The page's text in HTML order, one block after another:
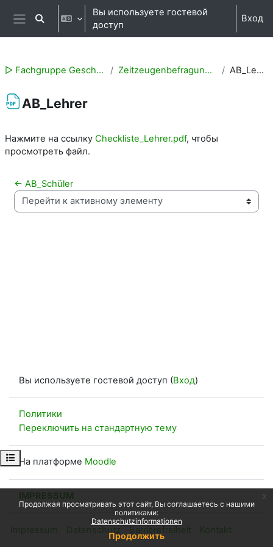
Перейти к основному содержанию
Продолжая просматривать этот сайт, Вы соглашаетесь с нашими
политиками:
Datenschutzinformationen
Продолжить
Боковая панель
Изменить данные поисковой строки
Вы используете гостевой
доступ
Вход
Открыть оглавление курса
▻ Fachgruppe Geschichte Zeitzeugenbefragung (Q1) AB_Lehrer
AB_Lehrer
Нажмите на ссылку Checkliste_Lehrer.pdf, чтобы
просмотреть файл.
← AB_Schüler
Перейти к активному элементу
Вы используете гостевой доступ (Вход)
Политики
Переключить на стандартную тему
На платформе Moodle
IMPRESSUM
Impressum Datenschutz Barrierefreiheit Kontakt